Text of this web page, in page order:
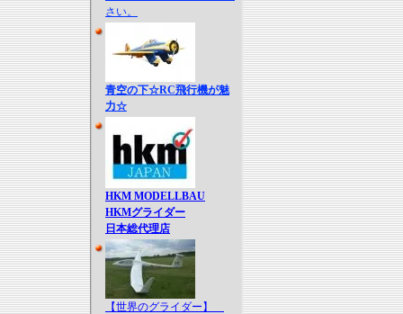
さい。
青空の下☆RC飛行機が魅
力☆
HKM MODELLBAU
HKMグライダー
日本総代理店
【世界のグライダー】